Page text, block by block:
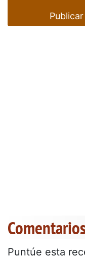
Puntúe esta